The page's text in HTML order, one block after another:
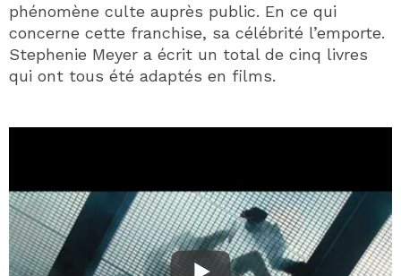
phénomène culte auprès public. En ce qui
concerne cette franchise, sa célébrité l’emporte.
Stephenie Meyer a écrit un total de cinq livres
qui ont tous été adaptés en films.